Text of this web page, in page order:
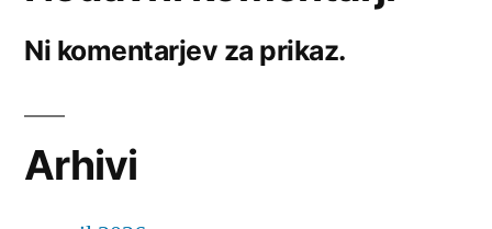
Ni komentarjev za prikaz.
Arhivi